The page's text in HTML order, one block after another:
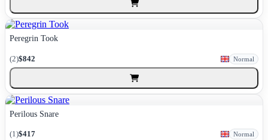
Peregrin Took
(2)$842 Normal
Perilous Snare
(1)$417 Normal